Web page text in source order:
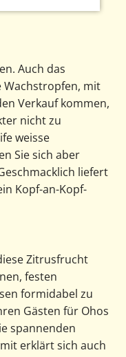
Auch das
Wachstropfen, mit
Verkauf kommen,
nicht zu
weisse
Sie sich aber
liefert
Kopf-an-Kopf-
Zitrusfrucht
festen
formidabel zu
Gästen für Ohos
spannenden
erklärt sich auch